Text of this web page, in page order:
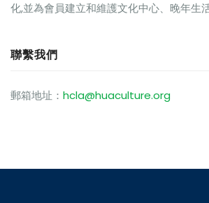
化,並為會員建立和維護文化中心、晚年生
聯繫我們
郵箱地址： hcla@huaculture.org